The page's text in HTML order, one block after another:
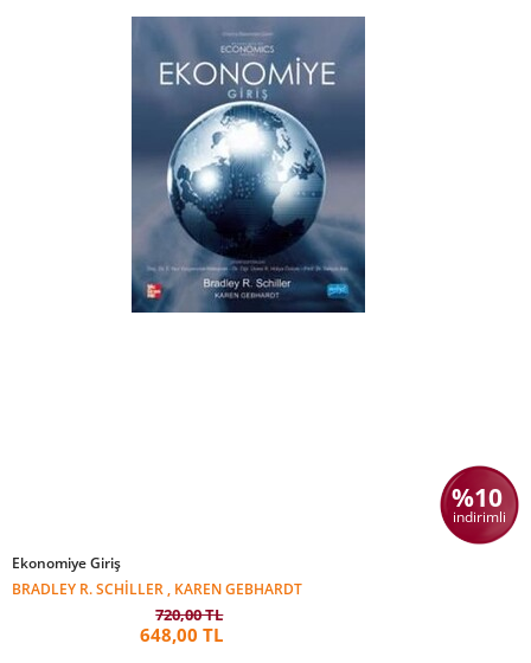
%10
indirimli
Ekonomiye Giriş
BRADLEY R. SCHILLER , KAREN GEBHARDT
720,00 TL
648,00 TL